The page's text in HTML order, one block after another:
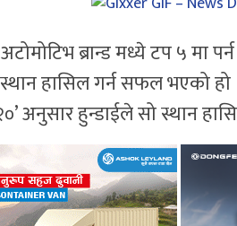
ब्रान्ड मध्ये टप ५ मा
हासिल गर्न सफल भएको हो
अनुसार हुन्डाईले सो स्थान